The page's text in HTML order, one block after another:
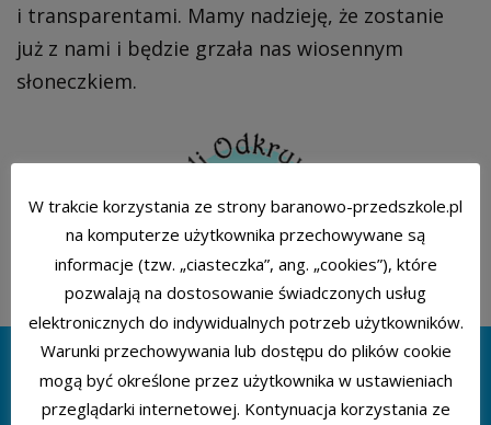
i transparentami. Mamy nadzieję, że zostanie
już z nami i będzie grzała nas wiosennym
słoneczkiem.
DLA RODZICA
W trakcie korzystania ze strony baranowo-przedszkole.pl
na komputerze użytkownika przechowywane są
informacje (tzw. „ciasteczka”, ang. „cookies”), które
pozwalają na dostosowanie świadczonych usług
elektronicznych do indywidualnych potrzeb użytkowników.
Warunki przechowywania lub dostępu do plików cookie
mogą być określone przez użytkownika w ustawieniach
przeglądarki internetowej. Kontynuacja korzystania ze